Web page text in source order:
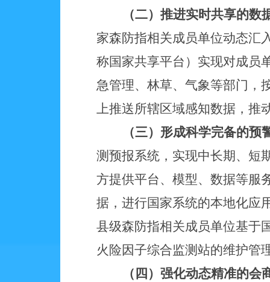
（二）推进实时共享的数
家森防指相关成员单位动态汇
称国家共享平台）实现对成员
急管理、林草、气象等部门，
上推送所辖区域感知数据，推
（三）形成科学完备的预
测预报系统，实现中长期、短
方提供平台、模型、数据等服
据，进行国家系统的本地化应
县级森防指相关成员单位基于
火险因子综合监测站的维护管
（四）强化动态精准的会